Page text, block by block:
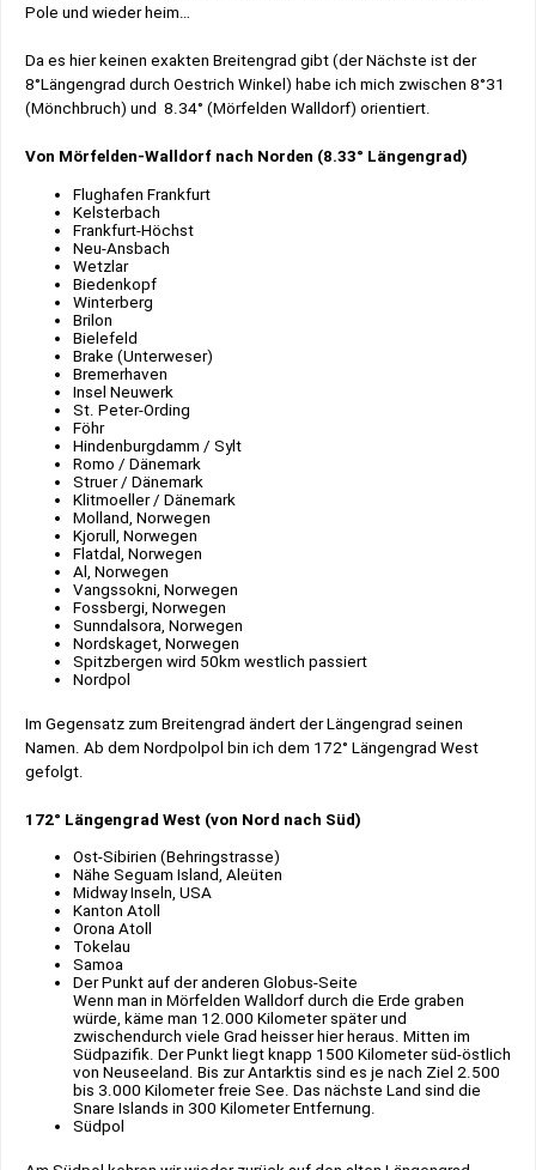
Pole und wieder heim…
Da es hier keinen exakten Breitengrad gibt (der Nächste ist der
8°Längengrad durch Oestrich Winkel) habe ich mich zwischen 8°31
(Mönchbruch) und 8.34° (Mörfelden Walldorf) orientiert.
Von Mörfelden-Walldorf nach Norden (8.33° Längengrad)
Flughafen Frankfurt
Kelsterbach
Frankfurt-Höchst
Neu-Ansbach
Wetzlar
Biedenkopf
Winterberg
Brilon
Bielefeld
Brake (Unterweser)
Bremerhaven
Insel Neuwerk
St. Peter-Ording
Föhr
Hindenburgdamm / Sylt
Romo / Dänemark
Struer / Dänemark
Klitmoeller / Dänemark
Molland, Norwegen
Kjorull, Norwegen
Flatdal, Norwegen
Al, Norwegen
Vangssokni, Norwegen
Fossbergi, Norwegen
Sunndalsora, Norwegen
Nordskaget, Norwegen
Spitzbergen wird 50km westlich passiert
Nordpol
Im Gegensatz zum Breitengrad ändert der Längengrad seinen
Namen. Ab dem Nordpolpol bin ich dem 172° Längengrad West
gefolgt.
172° Längengrad West (von Nord nach Süd)
Ost-Sibirien (Behringstrasse)
Nähe Seguam Island, Aleüten
Midway Inseln, USA
Kanton Atoll
Orona Atoll
Tokelau
Samoa
Der Punkt auf der anderen Globus-Seite
Wenn man in Mörfelden Walldorf durch die Erde graben
würde, käme man 12.000 Kilometer später und
zwischendurch viele Grad heisser hier heraus. Mitten im
Südpazifik. Der Punkt liegt knapp 1500 Kilometer süd-östlich
von Neuseeland. Bis zur Antarktis sind es je nach Ziel 2.500
bis 3.000 Kilometer freie See. Das nächste Land sind die
Snare Islands in 300 Kilometer Entfernung.
Südpol